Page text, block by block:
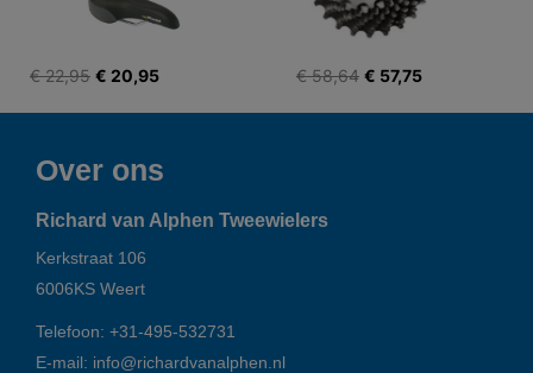
€ 22,95 € 20,95 € 58,64 € 57,75
Over ons
Richard van Alphen Tweewielers
Kerkstraat 106
6006KS Weert
Telefoon: +31-495-532731
E-mail: info@richardvanalphen.nl